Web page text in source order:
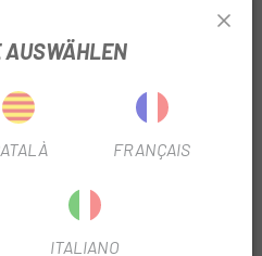
AUSWÄHLEN
FRANÇAIS
ITALIANO